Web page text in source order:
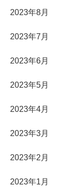
2023年8月
2023年7月
2023年6月
2023年5月
2023年4月
2023年3月
2023年2月
2023年1月